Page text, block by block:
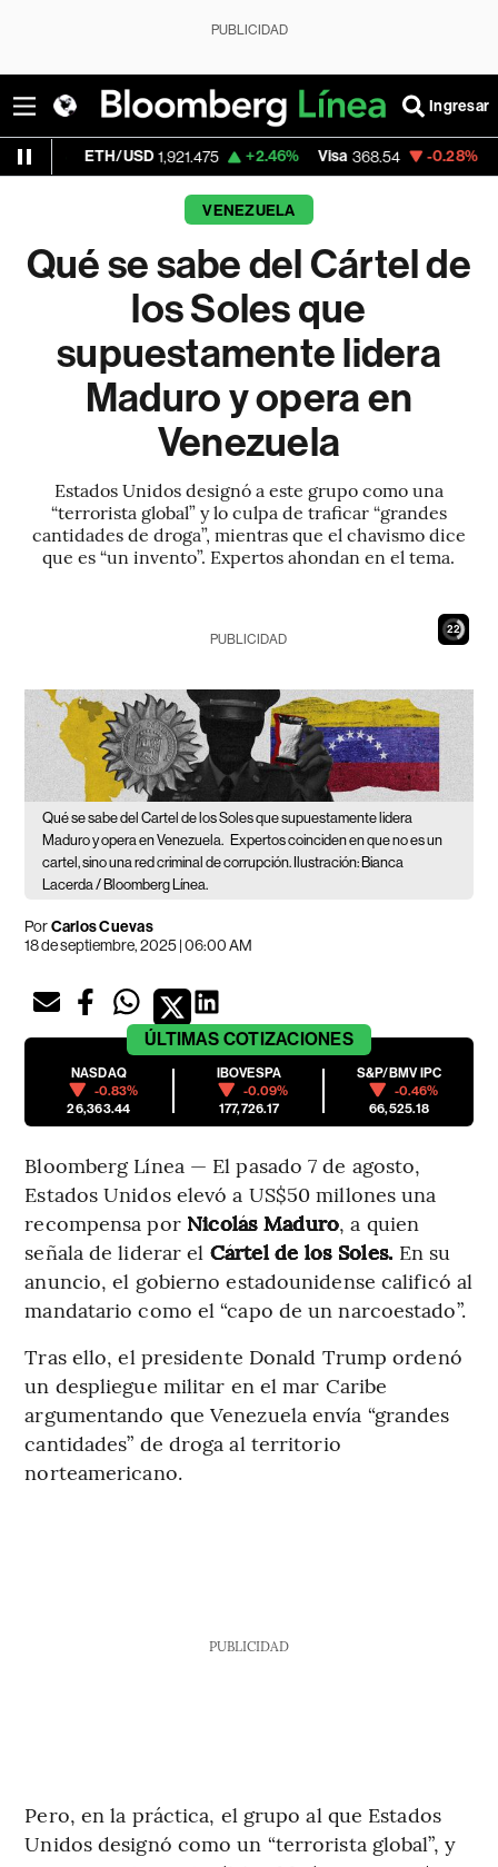
PUBLICIDAD
Ingresar
1,921.475 +2.46% Visa 368.54 -0.28% MercadoLibre
VENEZUELA
Qué se sabe del Cártel de
los Soles que
supuestamente lidera
Maduro y opera en
Venezuela
Estados Unidos designó a este grupo como una
“terrorista global” y lo culpa de traficar “grandes
cantidades de droga”, mientras que el chavismo dice
que es “un invento”. Expertos ahondan en el tema.
21
PUBLICIDAD
Qué se sabe del Cartel de los Soles que supuestamente lidera
Maduro y opera en Venezuela. Expertos coinciden en que no es un
cartel, sino una red criminal de corrupción. Ilustración: Bianca
Lacerda / Bloomberg Línea.
PorCarlos Cuevas
18 de septiembre, 2025 | 06:00 AM
ÚLTIMAS COTIZACIONES
NASDAQ
-0.83%
26,363.44
IBOVESPA
-0.09%
177,726.17
S&P/BMV IPC
-0.46%
66,525.18
Bloomberg Línea — El pasado 7 de agosto,
Estados Unidos elevó a US$50 millones una
recompensa por Nicolás Maduro, a quien
señala de liderar el Cártel de los Soles. En su
anuncio, el gobierno estadounidense calificó al
mandatario como el “capo de un narcoestado”.
Tras ello, el presidente Donald Trump ordenó
un despliegue militar en el mar Caribe
argumentando que Venezuela envía “grandes
cantidades” de droga al territorio
norteamericano.
PUBLICIDAD
Pero, en la práctica, el grupo al que Estados
Unidos designó como un “terrorista global”, y